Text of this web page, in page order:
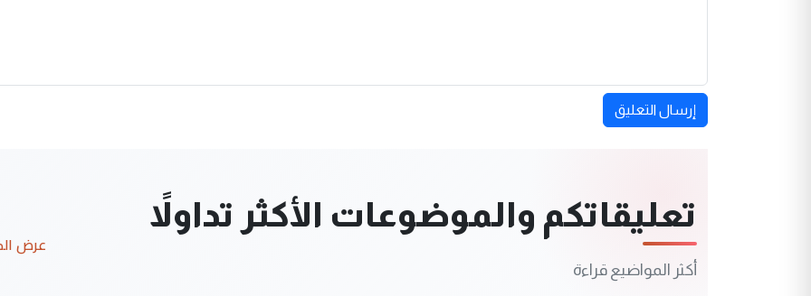
إرسال التعليق
تعليقاتكم والموضوعات الأكثر تداولاً
أكثر المواضيع قراءة
عرض